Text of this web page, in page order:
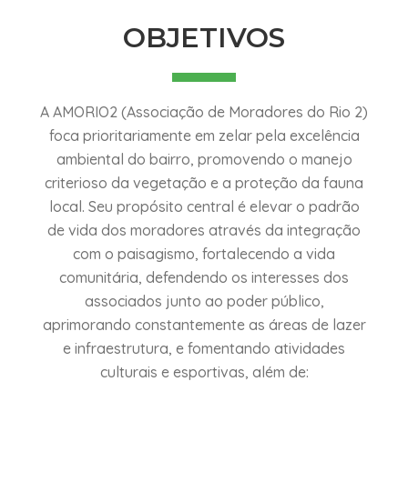
OBJETIVOS
A AMORIO2 (Associação de Moradores do Rio 2)
foca prioritariamente em zelar pela excelência
ambiental do bairro, promovendo o manejo
criterioso da vegetação e a proteção da fauna
local. Seu propósito central é elevar o padrão
de vida dos moradores através da integração
com o paisagismo, fortalecendo a vida
comunitária, defendendo os interesses dos
associados junto ao poder público,
aprimorando constantemente as áreas de lazer
e infraestrutura, e fomentando atividades
culturais e esportivas, além de: